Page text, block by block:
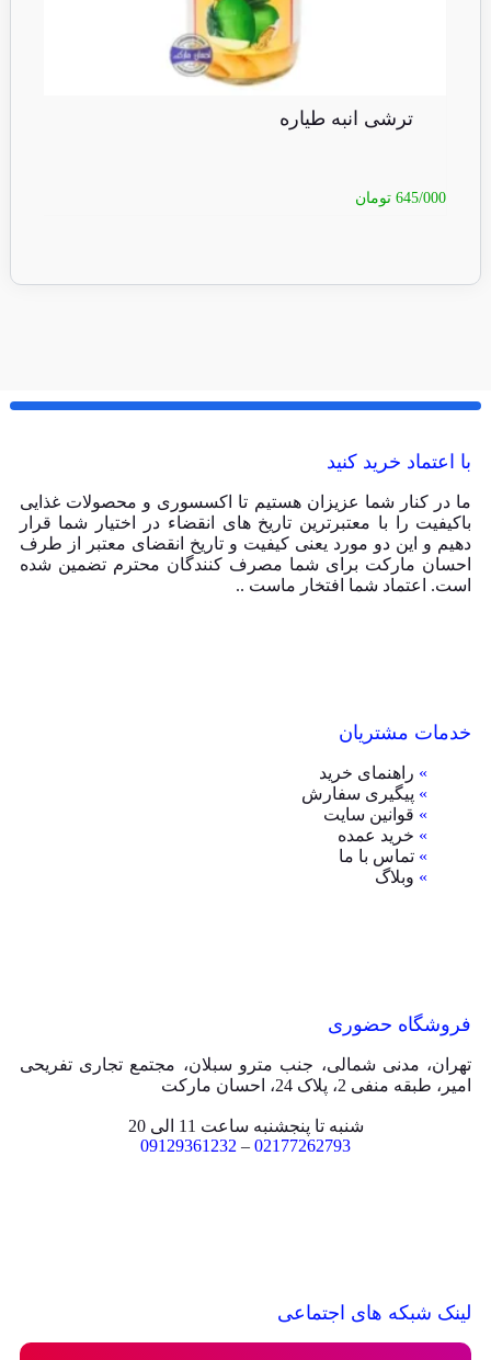
ترشی انبه طیاره
645/000 تومان
با اعتماد خرید کنید
ما در کنار شما عزیزان هستیم تا اکسسوری و محصولات غذایی
باکیفیت را با معتبرترین تاریخ های انقضاء در اختیار شما قرار
دهیم و این دو مورد یعنی کیفیت و تاریخ انقضای معتبر از طرف
احسان مارکت برای شما مصرف کنندگان محترم تضمین شده
است. اعتماد شما افتخار ماست ..
خدمات مشتریان
» راهنمای خرید
» پیگیری سفارش
» قوانین سایت
» خرید عمده
» تماس با ما
» وبلاگ
فروشگاه حضوری
تهران، مدنی شمالی، جنب مترو سبلان، مجتمع تجاری تفریحی
امیر، طبقه منفی 2، پلاک 24، احسان مارکت
شنبه تا پنجشنبه ساعت 11 الی 20
02177262793
–
09129361232
لینک شبکه های اجتماعی